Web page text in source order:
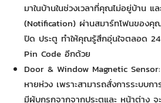
มาในบ้านในช่วงเวลาที่คุณไม่อยู่บ้าน แ
(Notification) ผ่านสมาร์ทโฟนของคุ
ปิด ประตู ทำให้คุณรู้สึกอุ่นใจตลอด
Pin Code อีกด้วย
Door & Window Magnetic Sensor:
หายห่วง เพราะสามารถสั่งการระบบก
มีผู้บุกรุกจากจากประตูและ หน้าต่าง